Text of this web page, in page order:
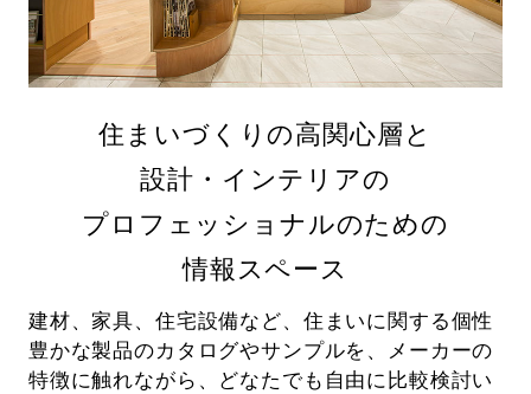
住まいづくりの高関心層と
設計・インテリアの
プロフェッショナルのための
情報スペース
建材、家具、住宅設備など、住まいに関する個性
豊かな製品のカタログやサンプルを、 メーカーの
特徴に触れながら、どなたでも自由に比較検討い